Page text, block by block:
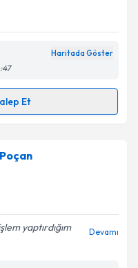
Haritada Göster
Et
takvimi talebi
almanız için bir
ile bilgilendireceğiz.
yaptırdığım
Devamı